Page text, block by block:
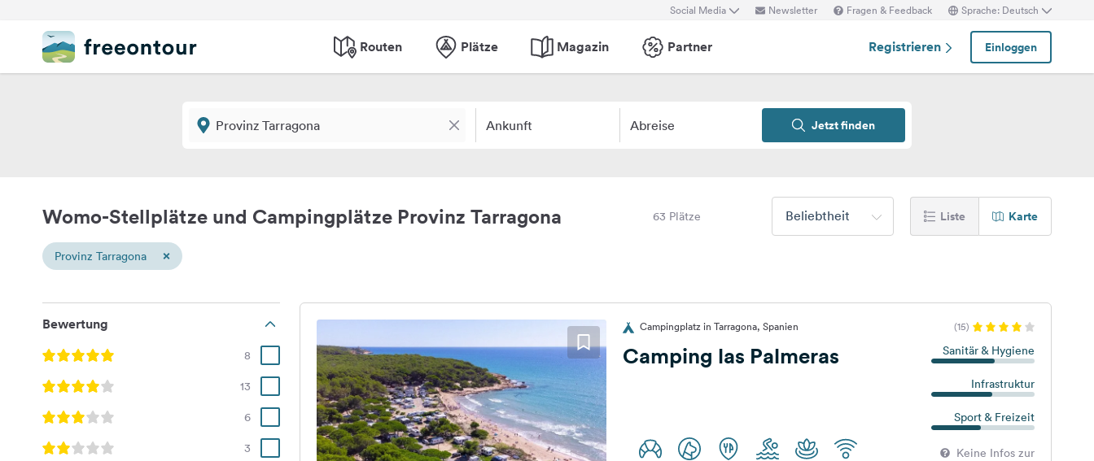
Social Media Newsletter Fragen & Feedback Sprache: Deutsch
Routen Plätze Magazin Partner Registrieren Einloggen
Ankunft Abreise Jetzt finden
Womo-Stellplätze und Campingplätze Provinz Tarragona 63 Plätze Beliebtheit Liste Karte
Provinz Tarragona ×
Bewertung
8
13
6
3
Campingplatz in Tarragona, Spanien (15)
Camping las Palmeras Sanitär & Hygiene
Infrastruktur
Sport & Freizeit
Keine Infos zur